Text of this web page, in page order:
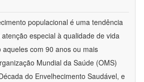
populacional é uma tendência
especial à qualidade de vida
aqueles com 90 anos ou mais
Mundial da Saúde (OMS)
do Envelhecimento Saudável, e